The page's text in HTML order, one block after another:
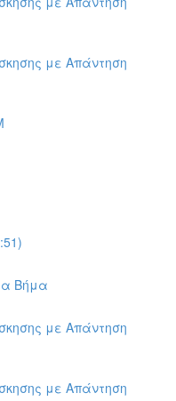
με Απάντηση
Βήμα
με Απάντηση
με Απάντηση